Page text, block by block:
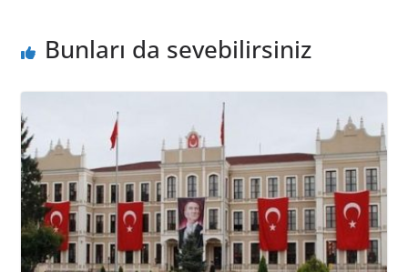
Bunları da sevebilirsiniz